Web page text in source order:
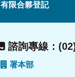
有限合夥登記
諮詢專線：
署本部